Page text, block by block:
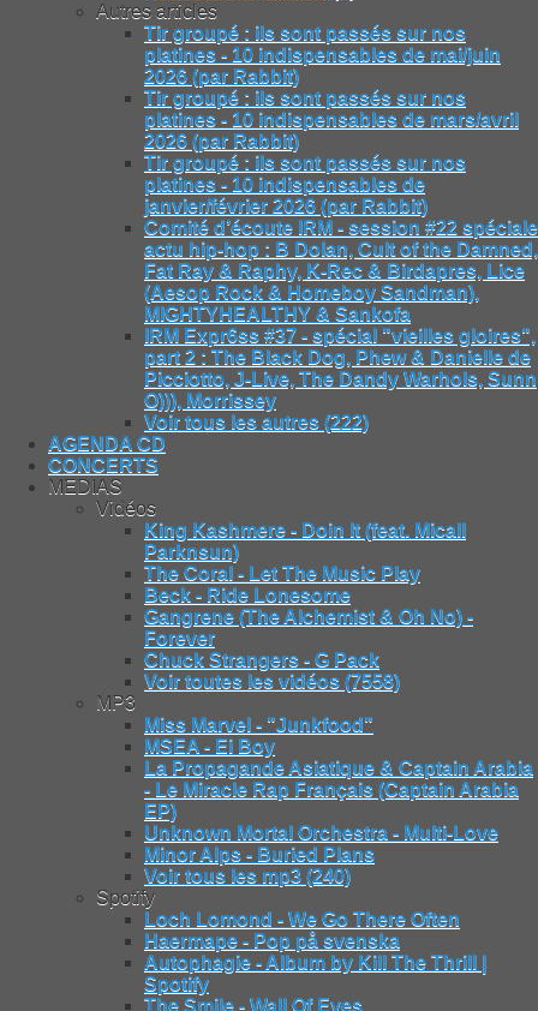
Autres articles
Tir groupé : ils sont passés sur nos
platines - 10 indispensables de mai/juin
2026 (par Rabbit)
Tir groupé : ils sont passés sur nos
platines - 10 indispensables de mars/avril
2026 (par Rabbit)
Tir groupé : ils sont passés sur nos
platines - 10 indispensables de
janvier/février 2026 (par Rabbit)
Comité d’écoute IRM - session #22 spéciale
actu hip-hop : B Dolan, Cult of the Damned,
Fat Ray & Raphy, K-Rec & Birdapres, Lice
(Aesop Rock & Homeboy Sandman),
MIGHTYHEALTHY & Sankofa
IRM Expr6ss #37 - spécial "vieilles gloires",
part 2 : The Black Dog, Phew & Danielle de
Picciotto, J-Live, The Dandy Warhols, Sunn
O))), Morrissey
Voir tous les autres (222)
AGENDA CD
CONCERTS
MEDIAS
Vidéos
King Kashmere - Doin It (feat. Micall
Parknsun)
The Coral - Let The Music Play
Beck - Ride Lonesome
Gangrene (The Alchemist & Oh No) -
Forever
Chuck Strangers - G Pack
Voir toutes les vidéos (7558)
MP3
Miss Marvel - "Junkfood"
MSEA - Ei Boy
La Propagande Asiatique & Captain Arabia
- Le Miracle Rap Français (Captain Arabia
EP)
Unknown Mortal Orchestra - Multi-Love
Minor Alps - Buried Plans
Voir tous les mp3 (240)
Spotify
Loch Lomond - We Go There Often
Haermape - Pop på svenska
Autophagie - Album by Kill The Thrill |
Spotify
The Smile - Wall Of Eyes